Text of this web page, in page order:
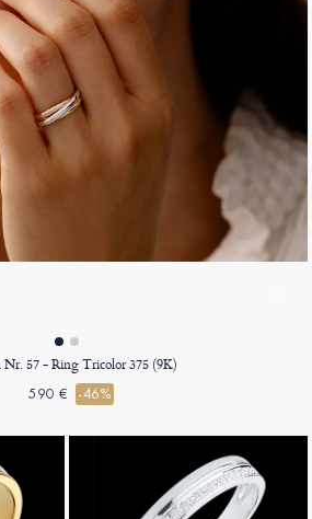
Nr. 57 - Ring Tricolor 375 (9K)
590 € -46%